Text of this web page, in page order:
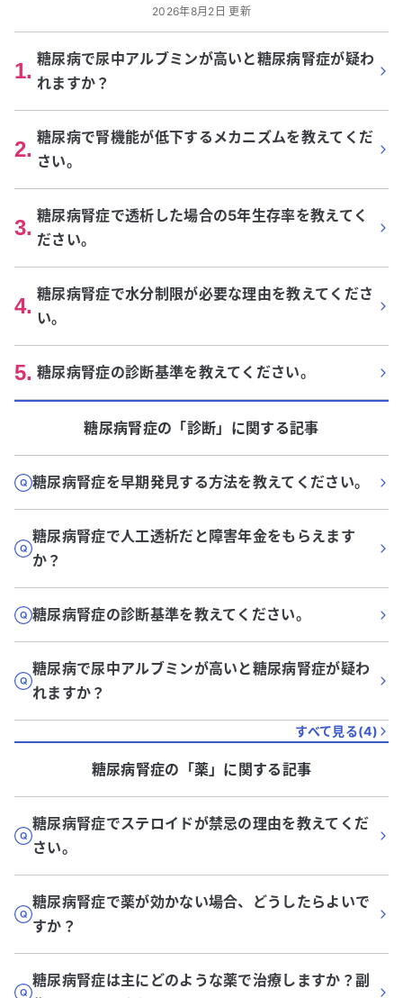
2026年8月2日 更新
1. 糖尿病で尿中アルブミンが高いと糖尿病腎症が疑わ
れますか？
2. 糖尿病で腎機能が低下するメカニズムを教えてくだ
さい。
3. 糖尿病腎症で透析した場合の5年生存率を教えてく
ださい。
4. 糖尿病腎症で水分制限が必要な理由を教えてくださ
い。
5. 糖尿病腎症の診断基準を教えてください。
糖尿病腎症の「診断」に関する記事
糖尿病腎症を早期発見する方法を教えてください。
糖尿病腎症で人工透析だと障害年金をもらえます
か？
糖尿病腎症の診断基準を教えてください。
糖尿病で尿中アルブミンが高いと糖尿病腎症が疑わ
れますか？
すべて見る(4)
糖尿病腎症の「薬」に関する記事
糖尿病腎症でステロイドが禁忌の理由を教えてくだ
さい。
糖尿病腎症で薬が効かない場合、どうしたらよいで
すか？
糖尿病腎症は主にどのような薬で治療しますか？副